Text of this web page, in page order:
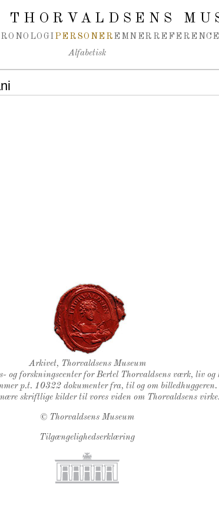
THORVALDSENS
PERSONER EMNER
Alfabetisk
Thorvaldsens Segl
Arkivet, Thorvaldsens Museum
og forskningscenter for Bertel Thorvaldsens værk, liv og
p.t. 10322 dokumenter fra, til og om billedhuggeren.
skriftlige kilder til vores viden om Thorvaldsens virke.
© Thorvaldsens Museum
Tilgængelighedserklæring